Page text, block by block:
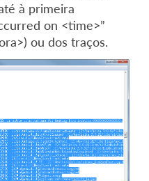
à primeira
on <time>”
ou dos traços.